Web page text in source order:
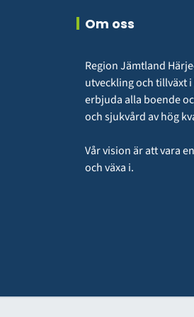
Om oss
Region Jämtland
utveckling och tillväxt
erbjuda alla boende
och sjukvård av hög
Vår vision är att vara
och växa i.